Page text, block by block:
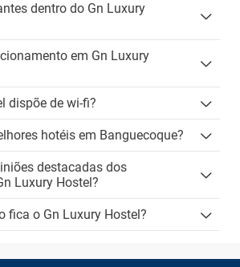
dentro do Gn Luxury
em Gn Luxury
dispõe de wi-fi?
hotéis em Banguecoque?
destacadas dos
Luxury Hostel?
fica o Gn Luxury Hostel?